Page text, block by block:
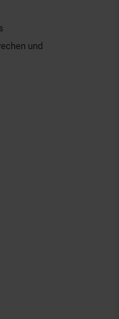
und